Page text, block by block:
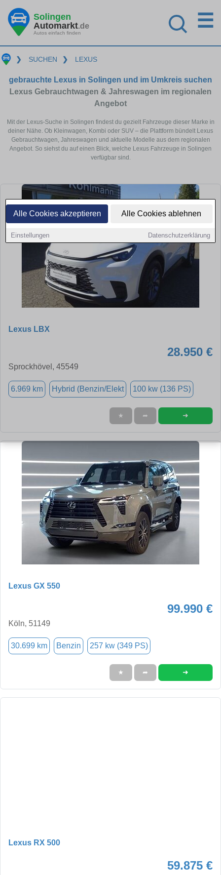
Alle Cookies akzeptieren Alle Cookies ablehnen
Einstellungen Datenschutzerklärung
Solingen
Automarkt.de
Autos einfach finden
☰
❯ SUCHEN ❯ LEXUS
gebrauchte Lexus in Solingen und im Umkreis suchen
Lexus Gebrauchtwagen & Jahreswagen im regionalen
Angebot
Mit der Lexus-Suche in Solingen findest du gezielt Fahrzeuge dieser Marke in
deiner Nähe. Ob Kleinwagen, Kombi oder SUV – die Plattform bündelt Lexus
Gebrauchtwagen, Jahreswagen und aktuelle Modelle aus dem regionalen
Angebot. So siehst du auf einen Blick, welche Lexus Fahrzeuge in Solingen
verfügbar sind.
Lexus LBX
28.950 €
Sprockhövel, 45549
6.969 km Hybrid (Benzin/Elekt 100 kw (136 PS)
★ ➦ ➜
Lexus GX 550
99.990 €
Köln, 51149
30.699 km Benzin 257 kw (349 PS)
★ ➦ ➜
Lexus RX 500
59.875 €